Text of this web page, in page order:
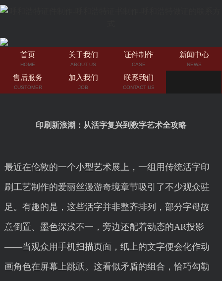
首页
HOME
关于我们
ABOUT US
证件制作
CASE
新闻中心
NEWS
售后服务
CUSTOMER
加入我们
JOB
联系我们
CONTACT US
印刷新浪潮：从活字复兴到数字艺术全攻略
最近在伦敦的一个小型艺术展上，一组用传统活字印
刷工艺制作的爱丽丝漫游奇境章节吸引了不少观众驻
足。有趣的是，这些活字并非整齐排列，部分字母故
意倒置、墨色深浅不一，旁边还配着动态的AR投影
——当观众用手机扫描页面，纸上的文字便会化作动
画角色在屏幕上跳跃。这看似矛盾的组合，恰巧勾勒